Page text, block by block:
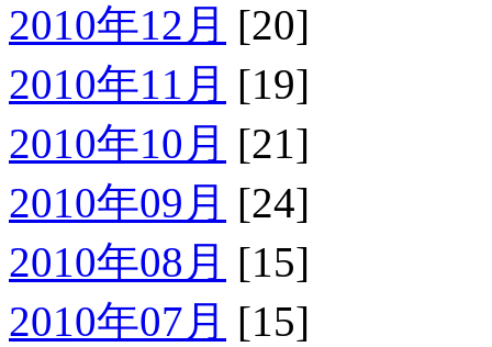
2010年12月 [20]
2010年11月 [19]
2010年10月 [21]
2010年09月 [24]
2010年08月 [15]
2010年07月 [15]